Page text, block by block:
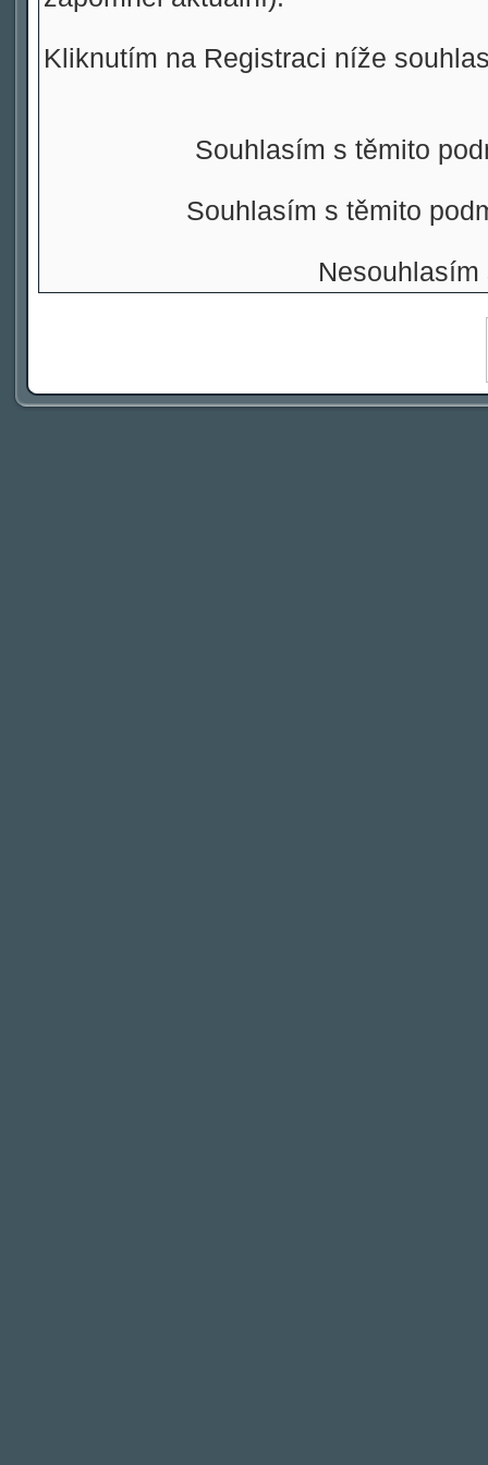
Kliknutím na Registraci níže
Souhlasím s těmito
Souhlasím s těmito